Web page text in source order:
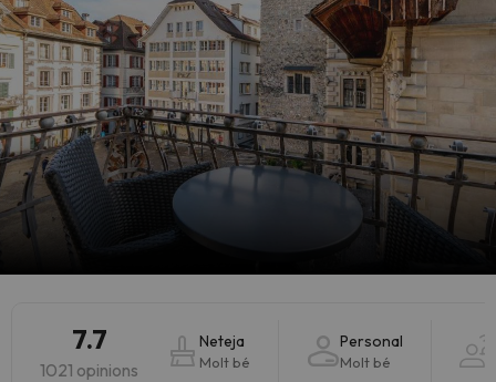
7.7
1021 opinions
Neteja
Molt bé
Personal
Molt bé